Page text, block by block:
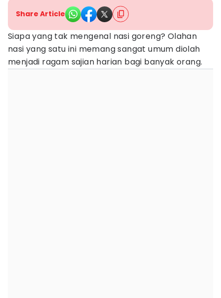
Share Article
Siapa yang tak mengenal nasi goreng? Olahan
nasi yang satu ini memang sangat umum diolah
menjadi ragam sajian harian bagi banyak orang.